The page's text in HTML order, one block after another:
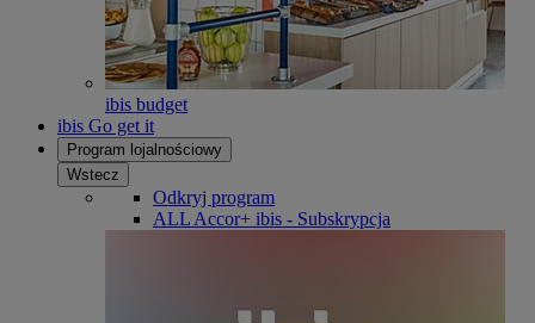
ibis budget
ibis Go get it
Program lojalnościowy
Wstecz
Odkryj program
ALL Accor+ ibis - Subskrypcja